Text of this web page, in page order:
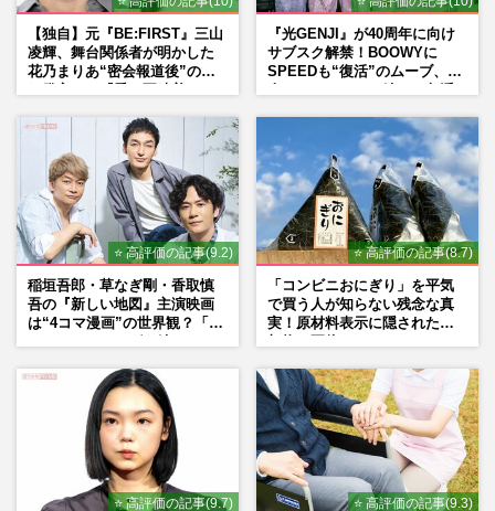
【独自】元『BE:FIRST』三山
凌輝、舞台関係者が明かした
花乃まりあ“密会報道後”の呆
『光GENJI』が40周年に向け
サブスク解禁！BOOWYに
SPEEDも“復活”のムーブ、本
⭐ 高評価の記事(9.2)
稲垣吾郎・草なぎ剛・香取慎
吾の『新しい地図』主演映画
は“4コマ漫画”の世界観？「フ
も
⭐ 高評価の記事(8.7)
「コンビニおにぎり」を平気
で買う人が知らない残念な真
実！原材料表示に隠された添
⭐ 高評価の記事(9.7) ⭐ 高評価の記事(9.3)